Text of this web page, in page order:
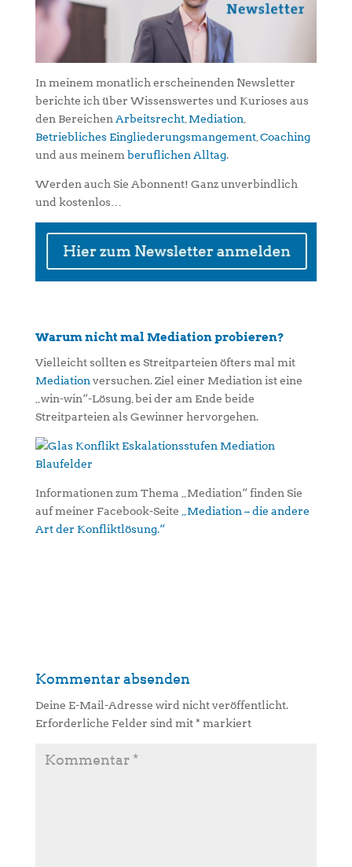
In meinem monatlich erscheinenden Newsletter
berichte ich über Wissenswertes und Kurioses aus
den Bereichen Arbeitsrecht, Mediation
Betriebliches Eingliederungsmangement, Coaching
und aus meinem beruflichen Alltag.
Werden auch Sie Abonnent! Ganz unverbindlich
und kostenlos…
Warum nicht mal Mediation probieren?
Vielleicht sollten es Streitparteien öfters mal mit
Mediationversuchen. Ziel einer Mediation ist eine
„win-win“-Lösung, bei der am Ende beide
Streitparteien als Gewinner hervorgehen.
Informationen zum Thema „Mediation“ finden Sie
auf meiner Facebook-Seite „Mediation – die andere
Art der Konfliktlösung.“
Kommentar absenden
Deine E-Mail-Adresse wird nicht veröffentlicht.
Erforderliche Felder sind mit* markiert